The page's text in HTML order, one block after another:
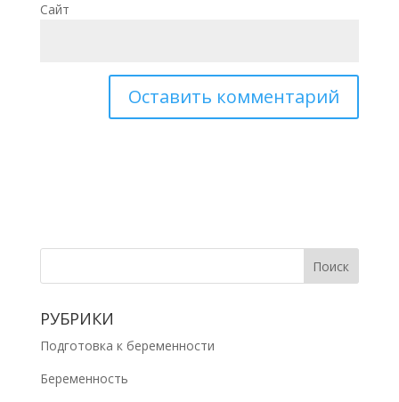
Сайт
РУБРИКИ
Подготовка к беременности
Беременность